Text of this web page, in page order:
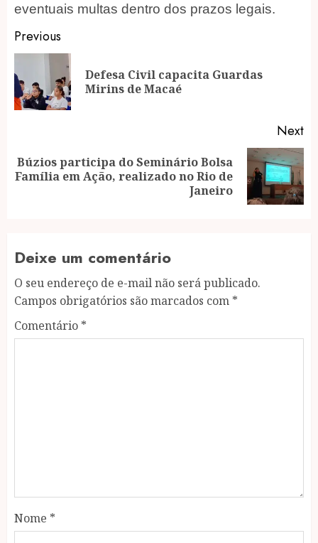
eventuais multas dentro dos prazos legais.
Post
navigation
Previous
Defesa Civil capacita Guardas
Mirins de Macaé
Next
Next
Búzios participa do Seminário Bolsa
Família em Ação, realizado no Rio de
Janeiro
Deixe um comentário
O seu endereço de e-mail não será publicado.
Campos obrigatórios são marcados com *
Comentário *
Nome *